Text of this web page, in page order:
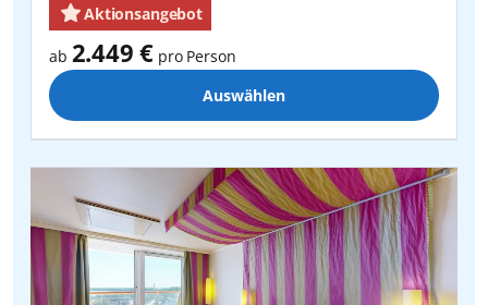
Aktionsangebot
ab 2.449 € pro Person
Auswählen